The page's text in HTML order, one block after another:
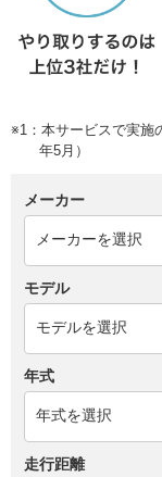
※1：本サービスで実施
年5月）
メーカー
モデル
年式
走行距離